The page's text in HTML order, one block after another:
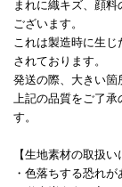
まれに織キズ、顔
ございます。
これは製造時に生
されております。
発送の際、大きい箇
上記の品質をご了
す。
【生地素材の取扱い
・色落ちする恐れ